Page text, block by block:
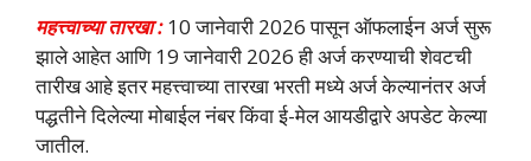
महत्त्वाच्या तारखा :10 जानेवारी 2026 पासून ऑफलाईन अर्ज सुरू
झाले आहेत आणि 19 जानेवारी 2026 ही अर्ज करण्याची शेवटची
तारीख आहे इतर महत्त्वाच्या तारखा भरती मध्ये अर्ज केल्यानंतर अर्ज
पद्धतीने दिलेल्या मोबाईल नंबर किंवा ई-मेल आयडीद्वारे अपडेट केल्या
जातील.